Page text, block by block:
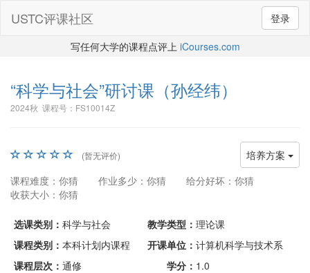
登录
USTC评课社区
写任何大学的课程点评上 iCourses.com
“科学与社会”研讨课 （孙经纬）
2024秋 课程号：FS10014Z
培养方案
(暂无评价)
课程难度：你猜 作业多少：你猜
给分好坏：你猜
收获大小：你猜
选课类别： 科学与社会 教学类型： 理论课
课程类别： 本科计划内课程 开课单位： 计算机科学与技术系
课程层次： 通修 学分： 1.0